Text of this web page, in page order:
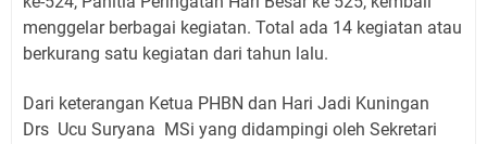
menggelar berbagai kegiatan. Total ada 14 kegiatan atau
berkurang satu kegiatan dari tahun lalu.
Dari keterangan Ketua PHBN dan Hari Jadi Kuningan
Drs Ucu Suryana MSi yang didampingi oleh Sekretari